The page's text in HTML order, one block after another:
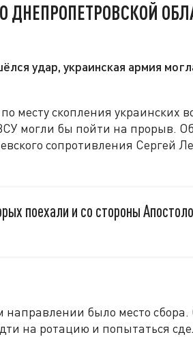
ДНЕПРОПЕТРОВСКОЙ
удар, украинская армия
месту скопления украинских
могли бы пойти на прорыв.
сопротивления Сергей
поехали и со стороны
направлении было место сбора.
на ротацию и попытаться